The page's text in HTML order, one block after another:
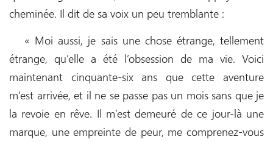
cheminée. Il dit de sa voix un peu tremblante :
« Moi aussi, je sais une chose étrange, tellement
étrange, qu’elle a été l’obsession de ma vie. Voici
maintenant cinquante-six ans que cette aventure
m’est arrivée, et il ne se passe pas un mois sans que je
la revoie en rêve. Il m’est demeuré de ce jour-là une
marque, une empreinte de peur, me comprenez-vous